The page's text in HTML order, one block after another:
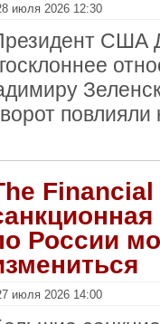
июля 2026 12:30
США
повлияли
России
июля 2026 14:00